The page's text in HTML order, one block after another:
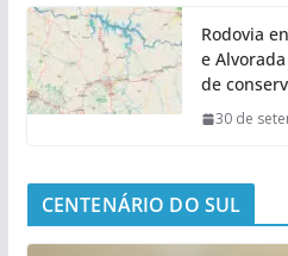
Rodovia
e
de
30 de
CENTENÁRIO DO SUL